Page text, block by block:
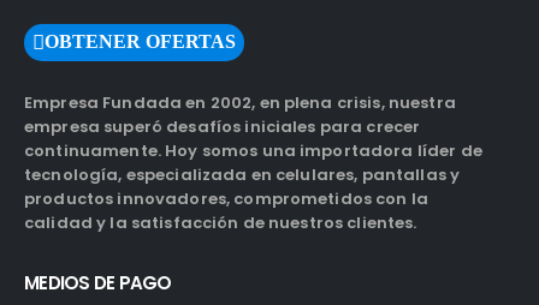
OBTENER OFERTAS
Empresa Fundada en 2002, en plena crisis, nuestra
empresa superó desafíos iniciales para crecer
continuamente. Hoy somos una importadora líder de
tecnología, especializada en celulares, pantallas y
productos innovadores, comprometidos con la
calidad y la satisfacción de nuestros clientes.
MEDIOS DE PAGO